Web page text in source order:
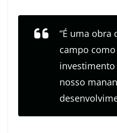
“É uma
campo
investimento
nosso